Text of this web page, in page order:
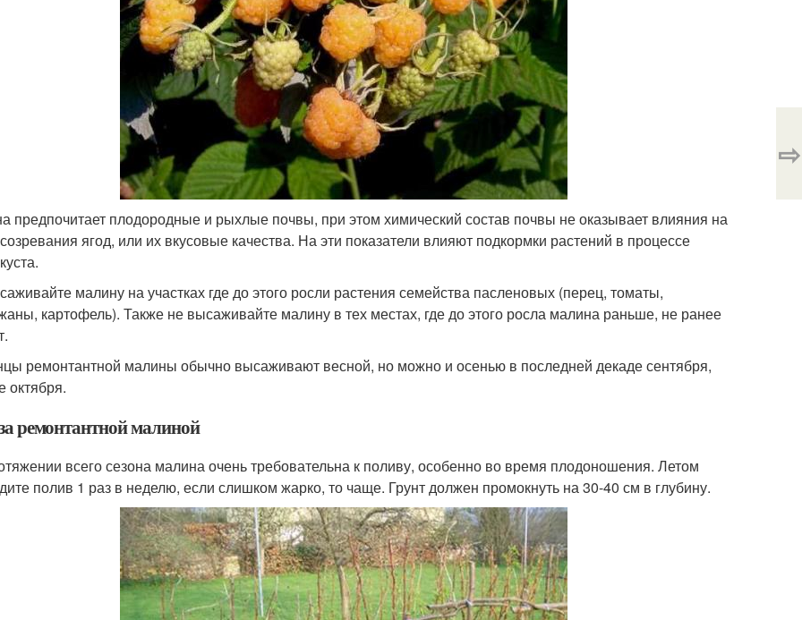
предпочитает плодородные и рыхлые почвы, при этом химический состав почвы не оказывает влияния на
ягод, или их вкусовые качества. На эти показатели влияют подкормки растений в процессе
малину на участках где до этого росли растения семейства пасленовых (перец, томаты,
картофель). Также не высаживайте малину в тех местах, где до этого росла малина раньше, не ранее
ремонтантной малины обычно высаживают весной, но можно и осенью в последней декаде сентября,
октября.
ремонтантной малиной
всего сезона малина очень требовательна к поливу, особенно во время плодоношения. Летом
полив 1 раз в неделю, если слишком жарко, то чаще. Грунт должен промокнуть на 30-40 см в глубину.
⇨